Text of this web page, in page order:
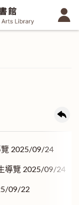
導覽 2025/09/24